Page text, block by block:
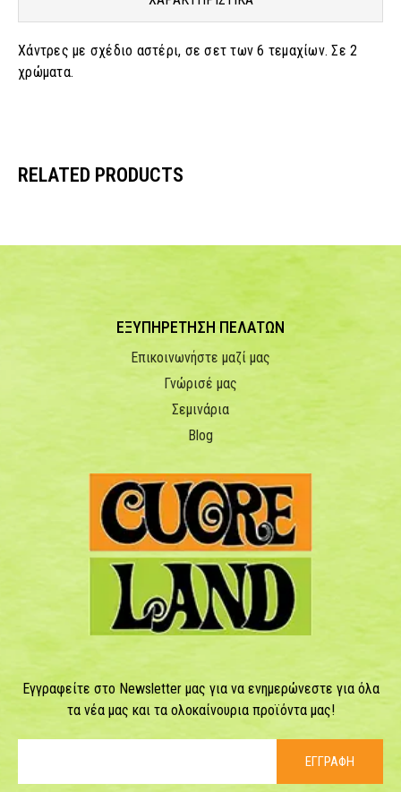
Χάντρες με σχέδιο αστέρι, σε σετ των 6 τεμαχίων. Σε 2
χρώματα.
RELATED PRODUCTS
ΕΞΥΠΗΡΕΤΗΣΗ ΠΕΛΑΤΩΝ
Επικοινωνήστε μαζί μας
Γνώρισέ μας
Σεμινάρια
Blog
Εγγραφείτε στο Newsletter μας για να ενημερώνεστε για όλα
τα νέα μας και τα ολοκαίνουρια προϊόντα μας!
ΕΓΓΡΑΦΗ